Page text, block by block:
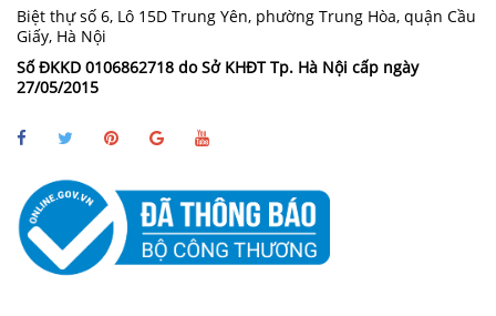
Biệt thự số 6, Lô 15D Trung Yên, phường Trung Hòa, quận Cầu
Giấy, Hà Nội
Số ĐKKD 0106862718 do Sở KHĐT Tp. Hà Nội cấp ngày
27/05/2015